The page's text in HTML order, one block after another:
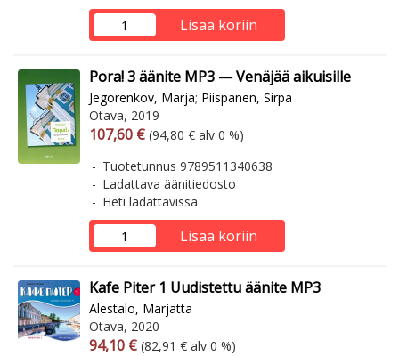
Lisää koriin
Pora! 3 äänite MP3 — Venäjää aikuisille
Jegorenkov, Marja; Piispanen, Sirpa
Otava, 2019
Arvonlisäverollinen hinta
107,60 € Arvonlisäveroton hinta
(94,80 € alv 0 %)
Tuotetunnus 9789511340638
Ladattava äänitiedosto
Heti ladattavissa
Lisää koriin
Kafe Piter 1 Uudistettu äänite MP3
Alestalo, Marjatta
Otava, 2020
Arvonlisäverollinen hinta
94,10 € Arvonlisäveroton hinta
(82,91 € alv 0 %)